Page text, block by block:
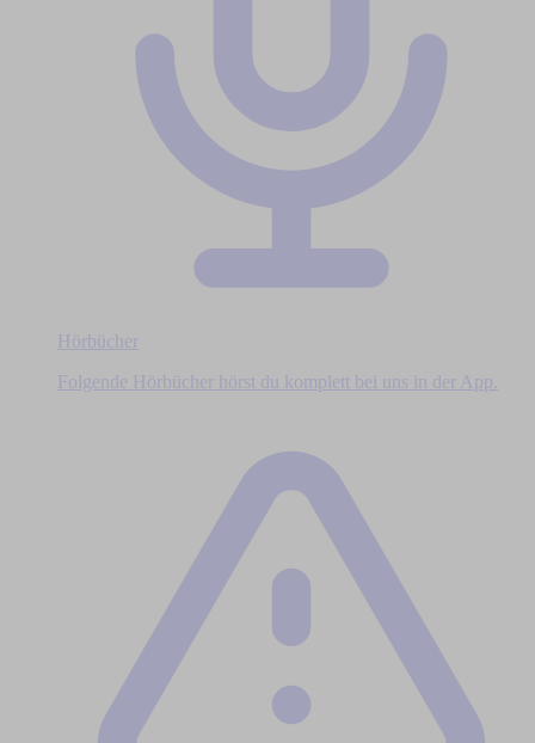
Hörbücher
Folgende Hörbücher hörst du komplett bei uns in der App.